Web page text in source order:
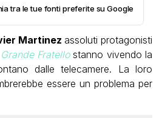
tra le tue fonti preferite su Google
Martinez assoluti protagonisti
Grande Fratellostanno vivendo la
dalle telecamere. La loro
essere un problema per